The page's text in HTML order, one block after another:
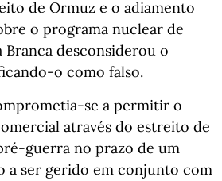
de Ormuz e o adiamento
o programa nuclear de
Branca desconsiderou o
o como falso.
se a permitir o
através do estreito de
guerra no prazo de um
a ser gerido em conjunto com